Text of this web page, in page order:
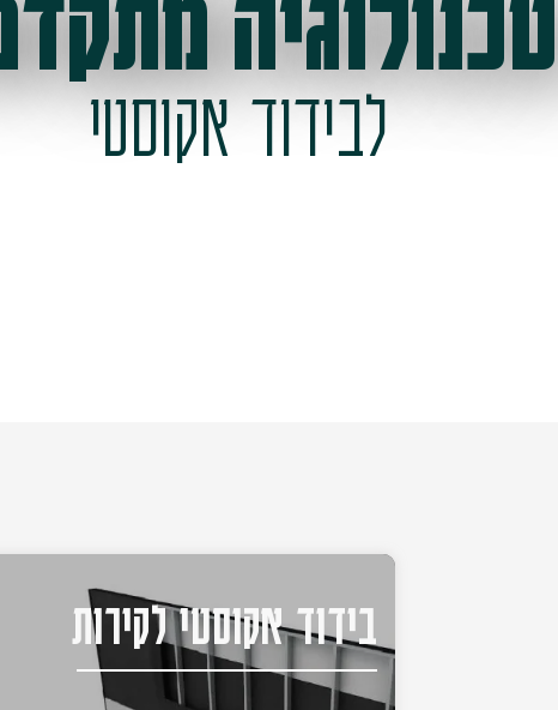
טכנולוגיה
לבידוד אקוסטי
בידוד אקוסטי לקירות